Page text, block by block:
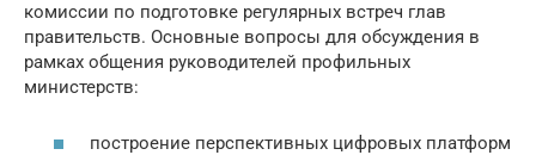
комиссии по подготовке регулярных встреч глав
правительств. Основные вопросы для обсуждения в
рамках общения руководителей профильных
министерств:
построение перспективных цифровых платформ